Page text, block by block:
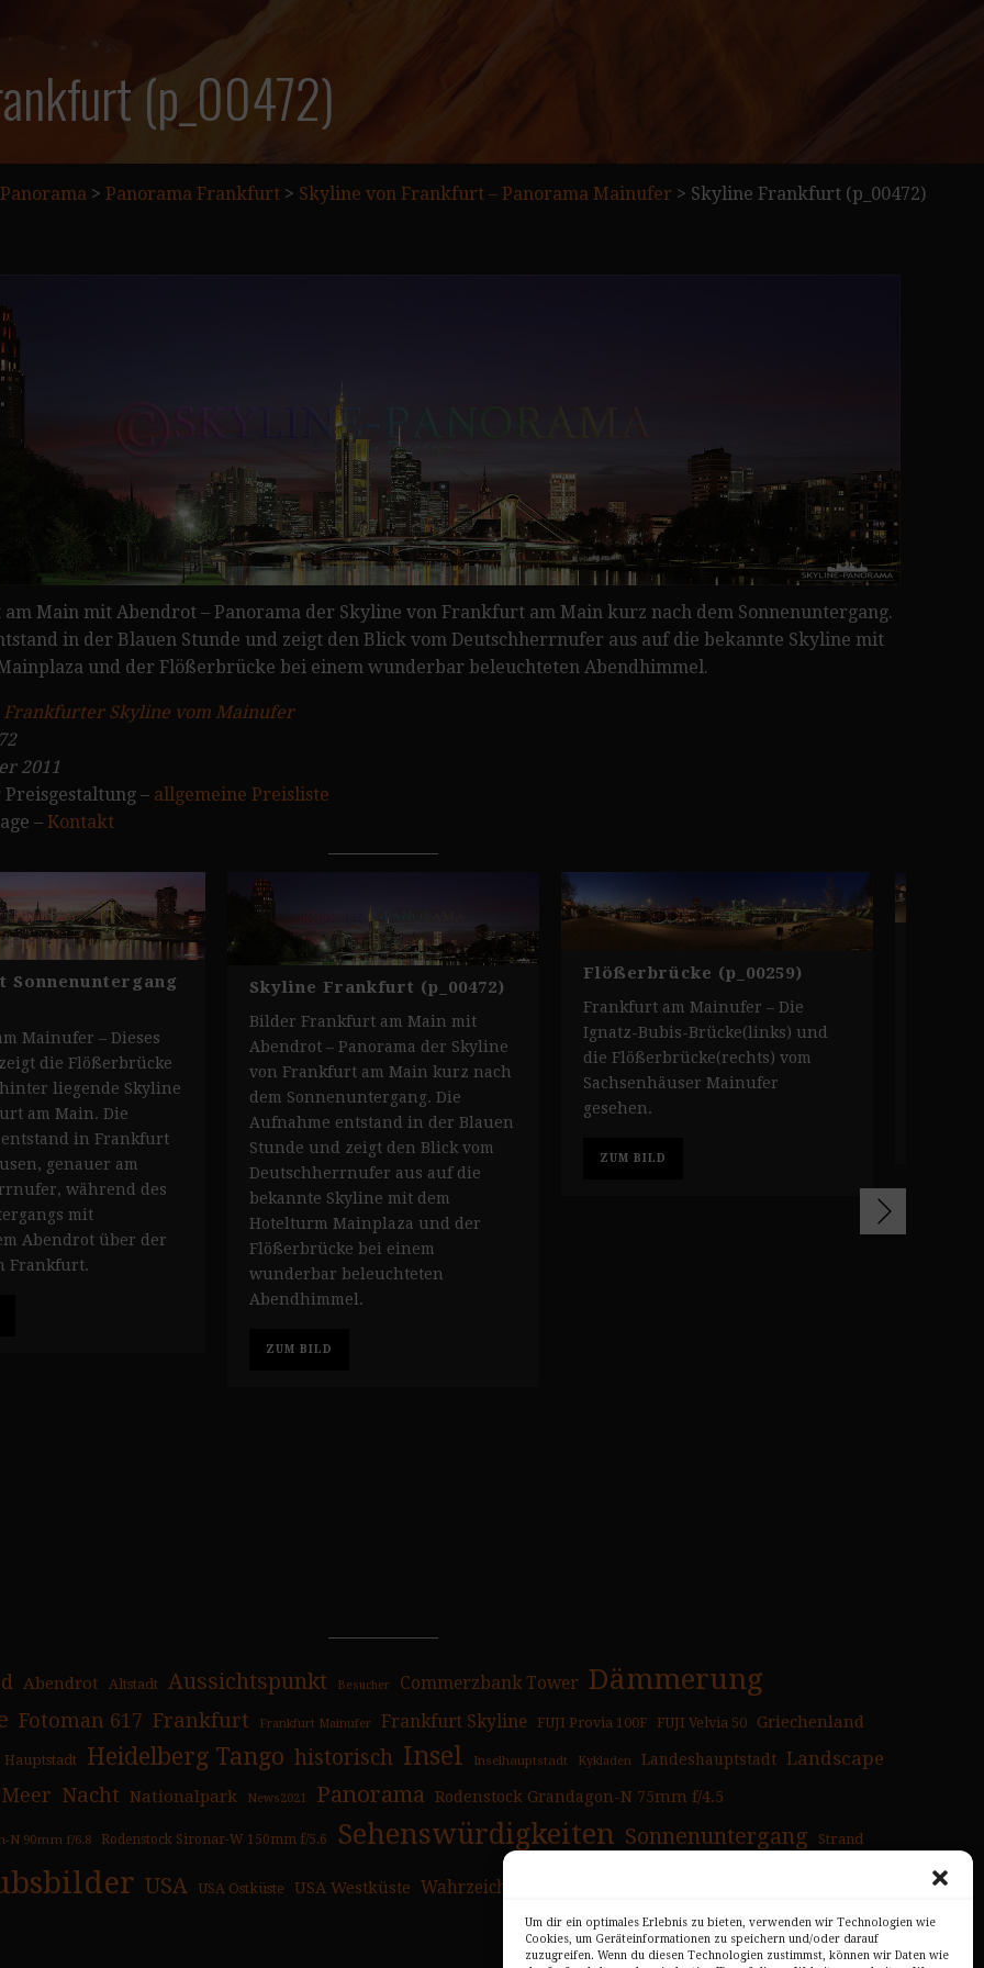
Um dir ein optimales Erlebnis zu bieten, verwenden wir Technologien wie
Cookies, um Geräteinformationen zu speichern und/oder darauf
zuzugreifen. Wenn du diesen Technologien zustimmst, können wir Daten wie
(p_00472)
Panorama > Panorama Frankfurt > Skyline von Frankfurt – Panorama Mainufer > Skyline Frankfurt (p_00472)
Main mit Abendrot – Panorama der Skyline von Frankfurt am Main kurz nach dem Sonnenuntergang.
in der Blauen Stunde und zeigt den Blick vom Deutschherrnufer aus auf die bekannte Skyline mit
und der Flößerbrücke bei einem wunderbar beleuchteten Abendhimmel.
Frankfurter Skyline vom Mainufer
2011
– allgemeine Preisliste
– Kontakt
Sonnenuntergang
Mainufer – Dieses
die Flößerbrücke
liegende Skyline
am Main. Die
in Frankfurt
genauer am
während des
mit
Abendrot über der
Frankfurt.
Skyline Frankfurt (p_00472)
Bilder Frankfurt am Main mit
Abendrot – Panorama der Skyline
von Frankfurt am Main kurz nach
dem Sonnenuntergang. Die
Aufnahme entstand in der Blauen
Stunde und zeigt den Blick vom
Deutschherrnufer aus auf die
bekannte Skyline mit dem
Hotelturm Mainplaza und der
Flößerbrücke bei einem
wunderbar beleuchteten
Abendhimmel.
ZUM BILD
Flößerbrücke (p_00259)
Frankfurt am Mainufer – Die
Ignatz-Bubis-Brücke(links) und
die Flößerbrücke(rechts) vom
Sachsenhäuser Mainufer
gesehen.
ZUM BILD
Abendrot Altstadt Aussichtspunkt Besucher Commerzbank Tower Dämmerung
Fotoman 617 Frankfurt Frankfurt Mainufer Frankfurt Skyline FUJI Provia 100F FUJI Velvia 50
Griechenland
Hauptstadt Heidelberg Tango historisch Insel Inselhauptstadt Kykladen Landeshauptstadt Landscape
Meer Nacht Nationalpark News2021 Panorama Rodenstock Grandagon-N 75mm f/4.5
N 90mm f/6.8 Rodenstock Sironar-W 150mm f/5.6 Sehenswürdigkeiten Sonnenuntergang Strand
USA USA Ostküste USA Westküste Wahrzeichen